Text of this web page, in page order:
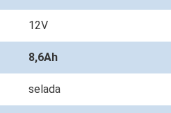
12V
8,6Ah
selada